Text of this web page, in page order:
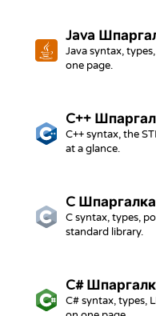
Java
Java syntax,
one page.
C++
C++ syntax, the
at a glance.
C Шпаргалка
C syntax, types,
standard library.
C#
C# syntax, types,